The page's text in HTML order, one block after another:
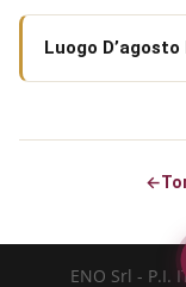
Luogo
←
ENO Srl - P.I.